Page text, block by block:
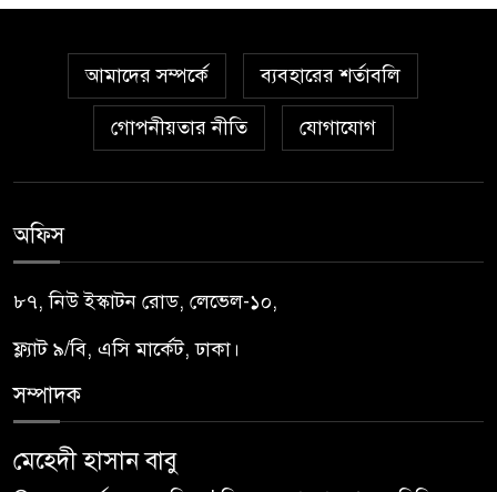
আমাদের সম্পর্কে ব্যবহারের শর্তাবলি
গোপনীয়তার নীতি যোগাযোগ
অফিস
৮৭, নিউ ইস্কাটন রোড, লেভেল-১০,
ফ্ল্যাট ৯/বি, এসি মার্কেট, ঢাকা।
সম্পাদক
মেহেদী হাসান বাবু